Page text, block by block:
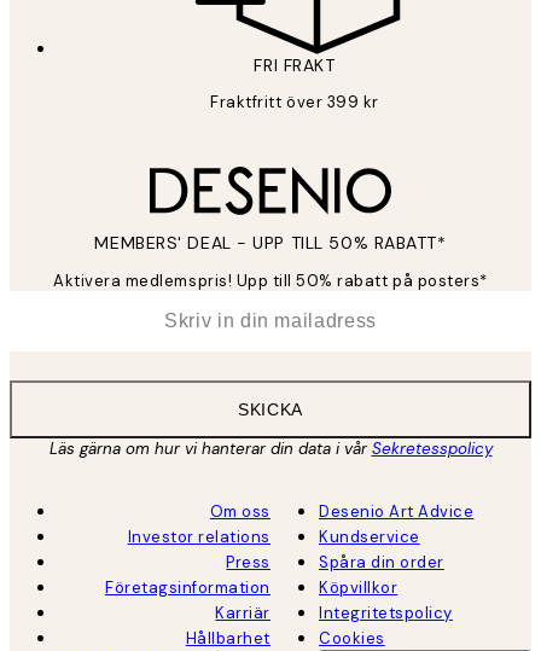
FRI FRAKT
Fraktfritt över 399 kr
MEMBERS' DEAL - UPP TILL 50% RABATT*
Aktivera medlemspris! Upp till 50% rabatt på posters*
SKICKA
Läs gärna om hur vi hanterar din data i vårSekretesspolicy
Om oss
Investor relations
Press
Företagsinformation
Karriär
Hållbarhet
Desenio Art Advice
Kundservice
Spåra din order
Köpvillkor
Integritetspolicy
Cookies